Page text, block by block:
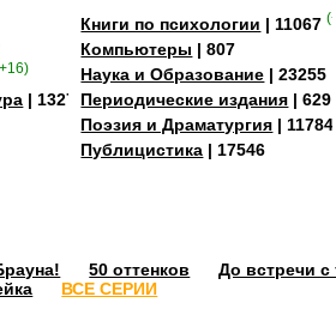
| 13273
Книги по психологии | 11067
Компьютеры | 807
Наука и Образование | 23255
Периодические издания | 629
Поэзия и Драматургия | 11784
Публицистика | 17546
50 оттенков До встречи с
ВСЕ СЕРИИ